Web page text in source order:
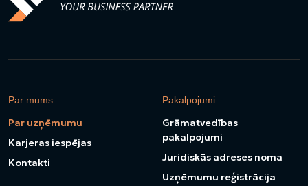
Par mums
Par uzņēmumu
Karjeras iespējas
Kontakti
Pakalpojumi
Grāmatvedības
pakalpojumi
Juridiskās adreses noma
Uzņēmumu reģistrācija